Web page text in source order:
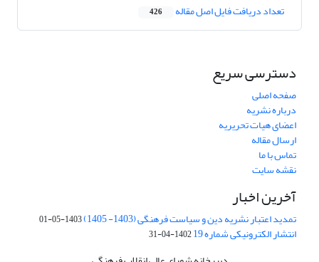
تعداد دریافت فایل اصل مقاله 426
دسترسی سریع
صفحه اصلی
درباره نشریه
اعضای هیات تحریریه
ارسال مقاله
تماس با ما
نقشه سایت
آخرین اخبار
تمدید اعتبار نشریه دین و سیاست فرهنگی (1403- 1405) 1403-05-01
انتشار الکترونیکی شماره 19 1402-04-31